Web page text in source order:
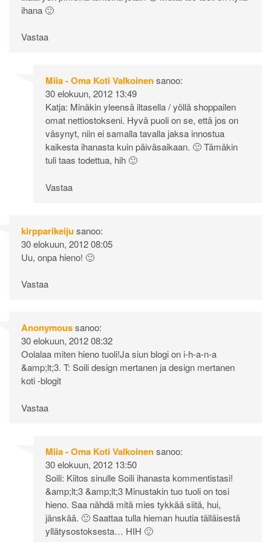
ihana 🙂
Vastaa
Miia - Oma Koti Valkoinensanoo:
30 elokuun, 2012 13:49
Katja: Minäkin yleensä iltasella / yöllä shoppailen
omat nettiostokseni. Hyvä puoli on se, että jos on
väsynyt, niin ei samalla tavalla jaksa innostua
kaikesta ihanasta kuin päiväsaikaan. 🙂 Tämäkin
tuli taas todettua, hih 🙂
Vastaa
kirpparikeijusanoo:
30 elokuun, 2012 08:05
Uu, onpa hieno! 🙂
Vastaa
Anonymoussanoo:
30 elokuun, 2012 08:32
Oolalaa miten hieno tuoli!Ja siun blogi on i-h-a-n-a
&amp;lt;3. T: Soili design mertanen ja design mertanen
koti -blogit
Vastaa
Miia - Oma Koti Valkoinensanoo:
30 elokuun, 2012 13:50
Soili: Kiitos sinulle Soili ihanasta kommentistasi!
&amp;lt;3 &amp;lt;3 Minustakin tuo tuoli on tosi
hieno. Saa nähdä mitä mies tykkää siitä, hui,
jänskää. 🙂 Saattaa tulla hieman huutia tälläisestä
yllätysostoksesta… HIH 🙂